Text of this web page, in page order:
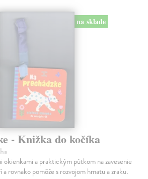
na sklade
- Knižka do kočíka
okienkami a praktickým pútkom na zavesenie
a rovnako pomôže s rozvojom hmatu a zraku.